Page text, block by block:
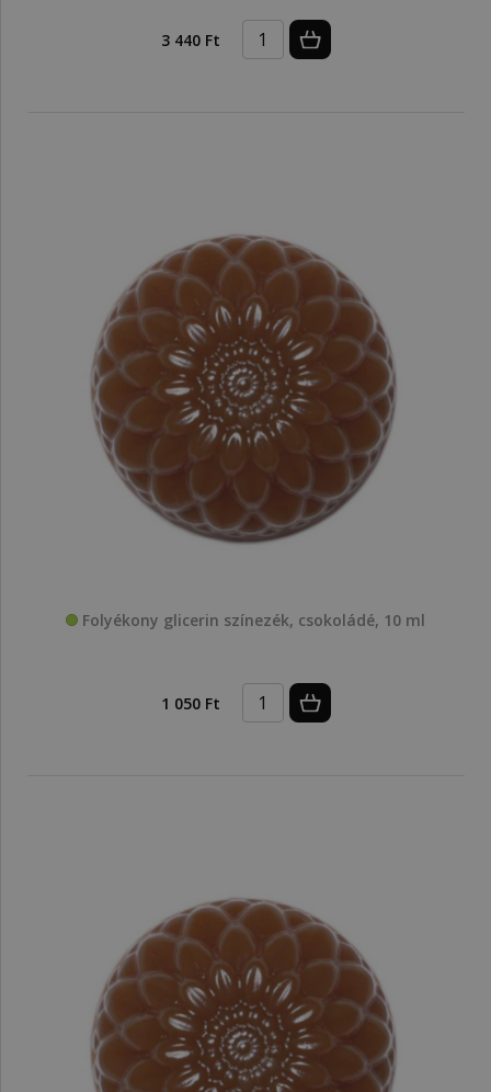
3 440 Ft
Folyékony glicerin színezék, csokoládé, 10 ml
1 050 Ft